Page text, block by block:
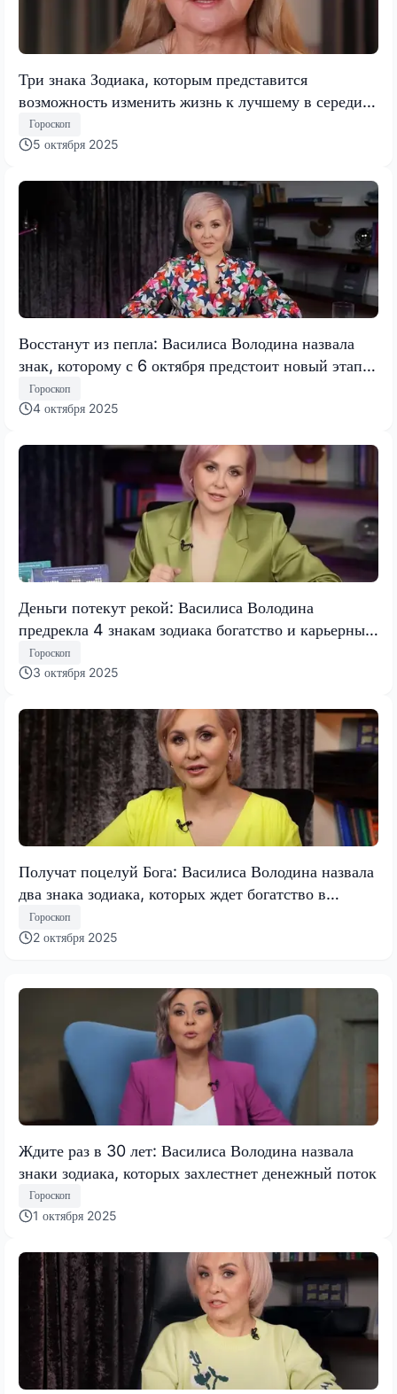
Три знака Зодиака, которым представится
возможность изменить жизнь к лучшему в середине
октября 2025 — гороскоп Тамары Глобы
Гороскоп
5 октября 2025
Восстанут из пепла: Василиса Володина назвала
знак, которому с 6 октября предстоит новый этап,
полный счастья
Гороскоп
4 октября 2025
Деньги потекут рекой: Василиса Володина
предрекла 4 знакам зодиака богатство и карьерный
рост с 5 октября
Гороскоп
3 октября 2025
Получат поцелуй Бога: Василиса Володина назвала
два знака зодиака, которых ждет богатство в
октябре
Гороскоп
2 октября 2025
Ждите раз в 30 лет: Василиса Володина назвала
знаки зодиака, которых захлестнет денежный поток
Гороскоп
1 октября 2025